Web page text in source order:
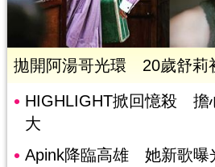
拋開阿湯哥光環 20歲舒莉
HIGHLIGHT掀回憶殺 擔
大
Apink降臨高雄 她新歌曝